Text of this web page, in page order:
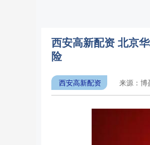
西安高新配资 北京
险
西安高新配资 来源：博